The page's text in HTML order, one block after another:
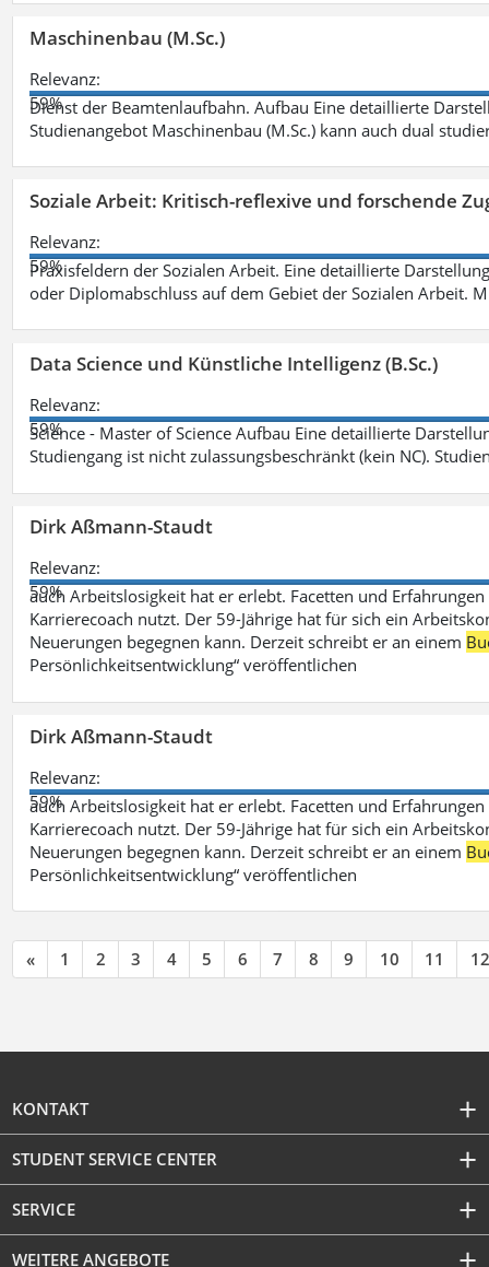
Maschinenbau (M.Sc.)
Relevanz:
59%
Dienst der Beamtenlaufbahn. Aufbau Eine detaillierte
Studienangebot Maschinenbau (M.Sc.) kann auch dual
Soziale Arbeit: Kritisch-reflexive und forschende
Relevanz:
59%
Praxisfeldern der Sozialen Arbeit. Eine detaillierte
oder Diplomabschluss auf dem Gebiet der Sozialen Arbeit.
Data Science und Künstliche Intelligenz (B.Sc.)
Relevanz:
59%
Science - Master of Science Aufbau Eine detaillierte
Studiengang ist nicht zulassungsbeschränkt (kein NC).
Dirk Aßmann-Staudt
Relevanz:
59%
auch Arbeitslosigkeit hat er erlebt. Facetten und
Karrierecoach nutzt. Der 59-Jährige hat für sich ein
Neuerungen begegnen kann. Derzeit schreibt er an einem
Persönlichkeitsentwicklung“ veröffentlichen
Dirk Aßmann-Staudt
Relevanz:
59%
auch Arbeitslosigkeit hat er erlebt. Facetten und
Karrierecoach nutzt. Der 59-Jährige hat für sich ein
Neuerungen begegnen kann. Derzeit schreibt er an einem
Persönlichkeitsentwicklung“ veröffentlichen
« 1 2 3 4 5 6 7 8 9 10 11 12
KONTAKT
STUDENT SERVICE CENTER
SERVICE
WEITERE ANGEBOTE